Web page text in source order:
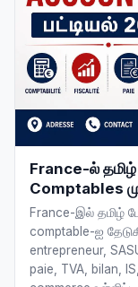
France-ல்
Comptables
France-இல் தமிழ்
comptable-ஐ
entrepreneur,
paie, TVA, bilan,